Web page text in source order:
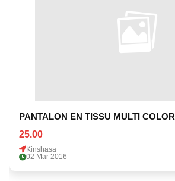
PANTALON EN TISSU MULTI COLOR
25.00
Kinshasa
02 Mar 2016